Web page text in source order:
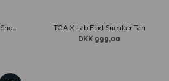
TGA X Lab Flad Læder Sneaker Hvid
TGA X Lab Flad Sneaker Tan
DKK 999,00